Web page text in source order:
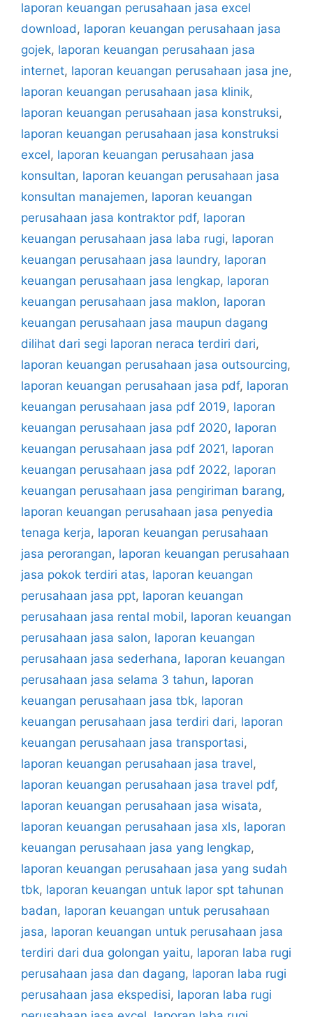
laporan keuangan perusahaan jasa excel
download, laporan keuangan perusahaan jasa
gojek, laporan keuangan perusahaan jasa
internet, laporan keuangan perusahaan jasa jne,
laporan keuangan perusahaan jasa klinik,
laporan keuangan perusahaan jasa konstruksi,
laporan keuangan perusahaan jasa konstruksi
excel, laporan keuangan perusahaan jasa
konsultan, laporan keuangan perusahaan jasa
konsultan manajemen, laporan keuangan
perusahaan jasa kontraktor pdf, laporan
keuangan perusahaan jasa laba rugi, laporan
keuangan perusahaan jasa laundry, laporan
keuangan perusahaan jasa lengkap, laporan
keuangan perusahaan jasa maklon, laporan
keuangan perusahaan jasa maupun dagang
dilihat dari segi laporan neraca terdiri dari,
laporan keuangan perusahaan jasa outsourcing,
laporan keuangan perusahaan jasa pdf, laporan
keuangan perusahaan jasa pdf 2019, laporan
keuangan perusahaan jasa pdf 2020, laporan
keuangan perusahaan jasa pdf 2021, laporan
keuangan perusahaan jasa pdf 2022, laporan
keuangan perusahaan jasa pengiriman barang,
laporan keuangan perusahaan jasa penyedia
tenaga kerja, laporan keuangan perusahaan
jasa perorangan, laporan keuangan perusahaan
jasa pokok terdiri atas, laporan keuangan
perusahaan jasa ppt, laporan keuangan
perusahaan jasa rental mobil, laporan keuangan
perusahaan jasa salon, laporan keuangan
perusahaan jasa sederhana, laporan keuangan
perusahaan jasa selama 3 tahun, laporan
keuangan perusahaan jasa tbk, laporan
keuangan perusahaan jasa terdiri dari, laporan
keuangan perusahaan jasa transportasi,
laporan keuangan perusahaan jasa travel,
laporan keuangan perusahaan jasa travel pdf,
laporan keuangan perusahaan jasa wisata,
laporan keuangan perusahaan jasa xls, laporan
keuangan perusahaan jasa yang lengkap,
laporan keuangan perusahaan jasa yang sudah
tbk, laporan keuangan untuk lapor spt tahunan
badan, laporan keuangan untuk perusahaan
jasa, laporan keuangan untuk perusahaan jasa
terdiri dari dua golongan yaitu, laporan laba rugi
perusahaan jasa dan dagang, laporan laba rugi
perusahaan jasa ekspedisi, laporan laba rugi